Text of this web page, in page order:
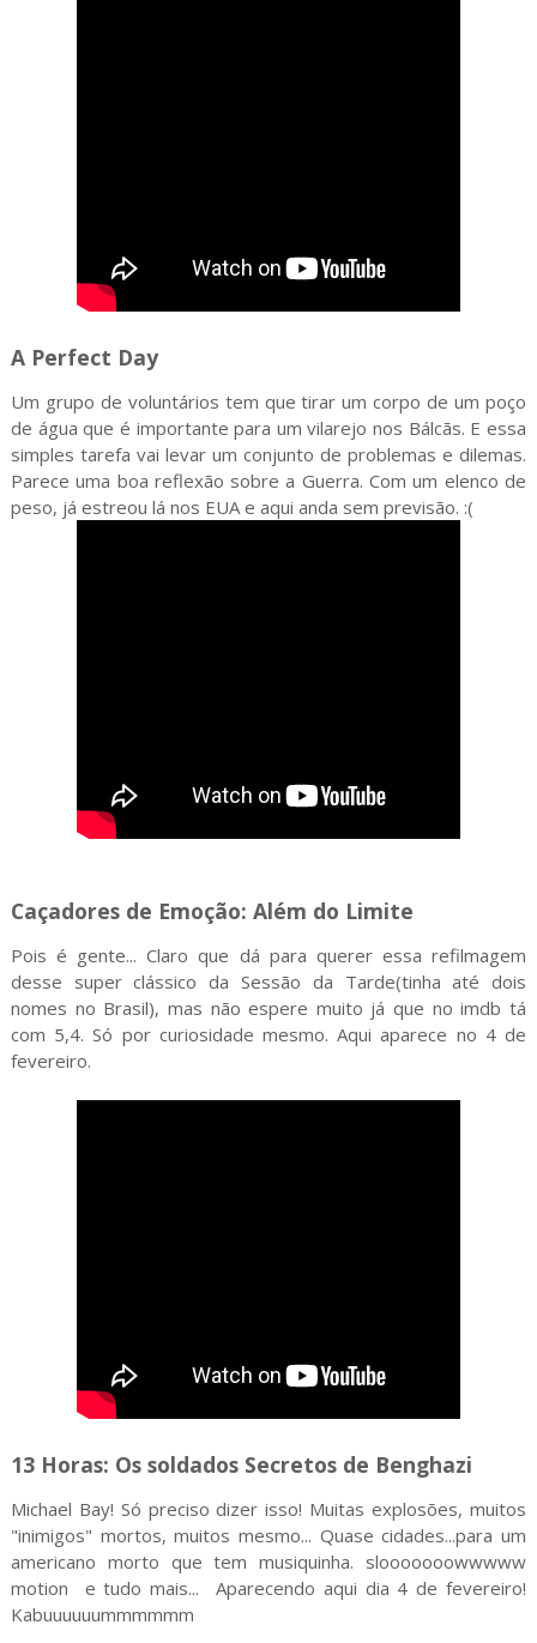
A Perfect Day
Um grupo de voluntários tem que tirar um corpo de um poço
de água que é importante para um vilarejo nos Bálcãs. E essa
simples tarefa vai levar um conjunto de problemas e dilemas.
Parece uma boa reflexão sobre a Guerra. Com um elenco de
peso, já estreou lá nos EUA e aqui anda sem previsão. :(
Caçadores de Emoção: Além do Limite
Pois é gente... Claro que dá para querer essa refilmagem
desse super clássico da Sessão da Tarde(tinha até dois
nomes no Brasil), mas não espere muito já que no imdb tá
com 5,4. Só por curiosidade mesmo. Aqui aparece no 4 de
fevereiro.
13 Horas: Os soldados Secretos de Benghazi
Michael Bay! Só preciso dizer isso! Muitas explosões, muitos
"inimigos" mortos, muitos mesmo... Quase cidades...para um
americano morto que tem musiquinha. slooooooowwwww
motion e tudo mais... Aparecendo aqui dia 4 de fevereiro!
Kabuuuuuummmmmm